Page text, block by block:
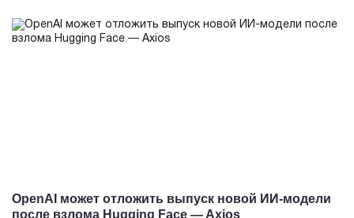
OpenAI может отложить выпуск новой ИИ-модели
после взлома Hugging Face — Axios